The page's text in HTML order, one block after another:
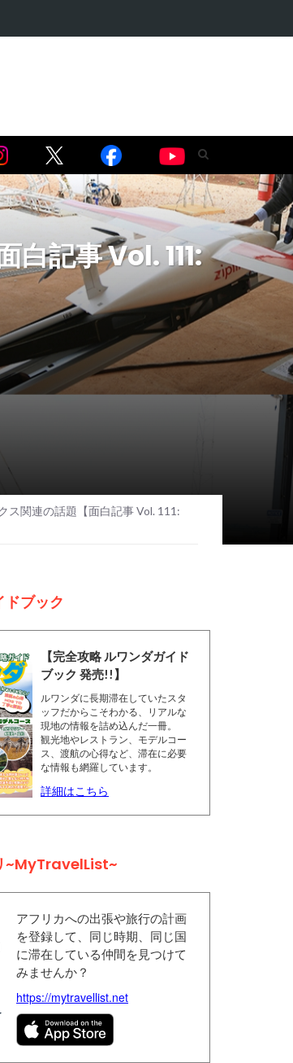
記事 Vol. 111:
ス関連の話題【面白記事 Vol. 111:
ドブック
【完全攻略 ルワンダガイド
ブック 発売!!】
ルワンダに長期滞在していたスタ
ッフだからこそわかる、リアルな
現地の情報を詰め込んだ一冊。
観光地やレストラン、モデルコー
ス、渡航の心得など、滞在に必要
な情報も網羅しています。
詳細はこちら
~MyTravelList~
アフリカへの出張や旅行の計画
を登録して、同じ時期、同じ国
に滞在している仲間を見つけて
みませんか？
https://mytravellist.net